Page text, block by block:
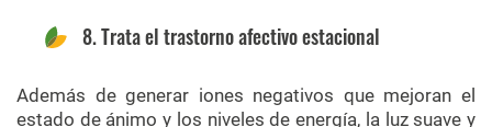
8. Trata el trastorno afectivo estacional
Además de generar iones negativos que mejoran el
estado de ánimo y los niveles de energía, la luz suave y